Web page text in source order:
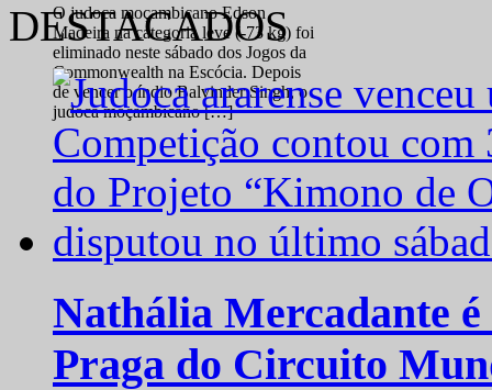
O judoca moçambicano Edson
Madeira na categoria leve (-73 kg) foi
eliminado neste sábado dos Jogos da
Commonwealth na Escócia. Depois
de vencer o índio Balvinder Singh, o
judoca moçambicano […]
DESTACADOS
Nathália Mercadante
Praga do Circuito